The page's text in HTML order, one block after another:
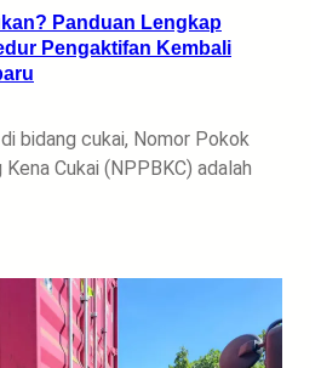
Panduan Lengkap
Pengaktifan Kembali
bidang cukai, Nomor Pokok
Cukai (NPPBKC) adalah